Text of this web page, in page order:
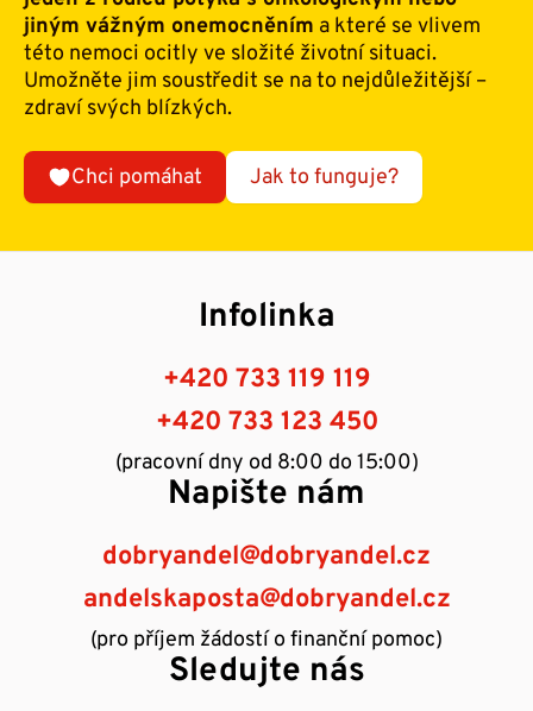
jiným vážným onemocněním a které se vlivem
této nemoci ocitly ve složité životní situaci.
Umožněte jim soustředit se na to nejdůležitější –
zdraví svých blízkých.
Chci pomáhat Jak to funguje?
Infolinka
+420 733 119 119
+420 733 123 450
(pracovní dny od 8:00 do 15:00)
Napište nám
dobryandel@dobryandel.cz
andelskaposta@dobryandel.cz
(pro příjem žádostí o finanční pomoc)
Sledujte nás